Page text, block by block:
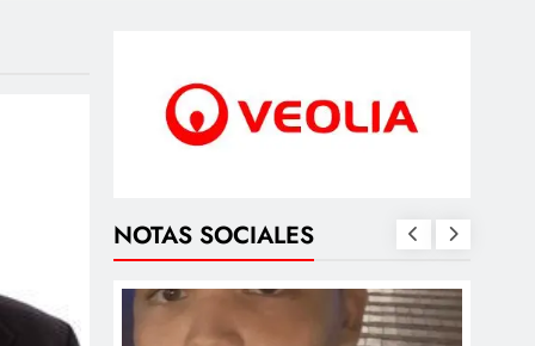
NOTAS SOCIALES